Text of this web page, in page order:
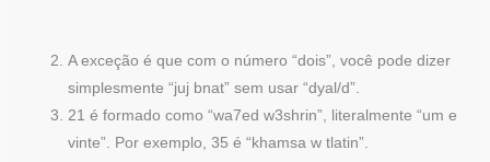
A exceção é que com o número “dois”, você pode dizer
simplesmente “juj bnat” sem usar “dyal/d”.
21 é formado como “wa7ed w3shrin”, literalmente “um e
vinte”. Por exemplo, 35 é “khamsa w tlatin”.